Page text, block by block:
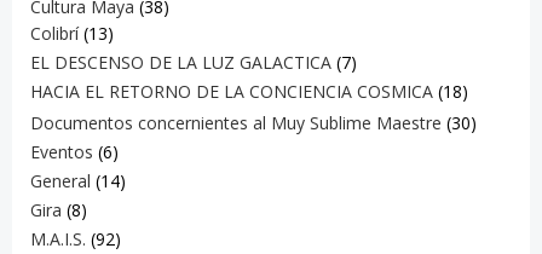
Cultura Maya (38)
Colibrí(13)
EL DESCENSO DE LA LUZ GALACTICA (7)
HACIA EL RETORNO DE LA CONCIENCIA COSMICA (18)
Documentos concernientes al Muy Sublime Maestre (30)
Eventos (6)
General (14)
Gira (8)
M.A.I.S. (92)